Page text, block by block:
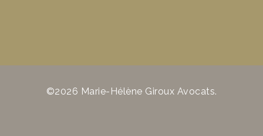
©2026 Marie-Hélène Giroux Avocats.